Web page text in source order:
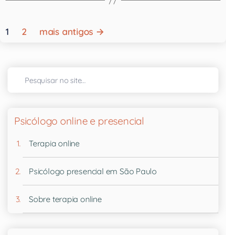
1 2 mais antigos →
Psicólogo online e presencial
Terapia online
Psicólogo presencial em São Paulo
Sobre terapia online